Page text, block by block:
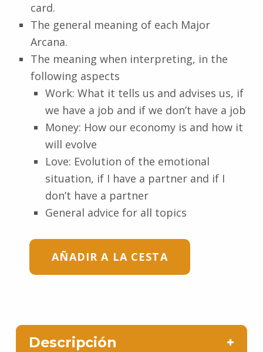
card.
The general meaning of each Major
Arcana.
The meaning when interpreting, in the
following aspects
Work: What it tells us and advises us, if
we have a job and if we don’t have a job
Money: How our economy is and how it
will evolve
Love: Evolution of the emotional
situation, if I have a partner and if I
don’t have a partner
General advice for all topics
AÑADIR A LA CESTA
Descripción